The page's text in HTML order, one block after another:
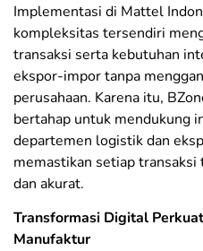
Implementasi di Mattel
kompleksitas tersendiri
transaksi serta kebutuhan
ekspor-impor tanpa
perusahaan. Karena itu,
bertahap untuk mendukung
departemen logistik dan
memastikan setiap
dan akurat.
Transformasi Digital
Manufaktur